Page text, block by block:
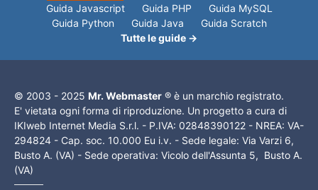
Guida Javascript
Guida PHP
Guida MySQL
Guida Python
Guida Java
Guida Scratch
Tutte le guide →
© 2003 - 2025 Mr. Webmaster ® è un marchio registrato.
E' vietata ogni forma di riproduzione. Un progetto a cura di
IKIweb Internet Media S.r.l. - P.IVA: 02848390122 - NREA: VA-
294824 - Cap. soc. 10.000 Eu i.v. - Sede legale: Via Varzi 6,
Busto A. (VA) - Sede operativa: Vicolo dell'Assunta 5, Busto A.
(VA)